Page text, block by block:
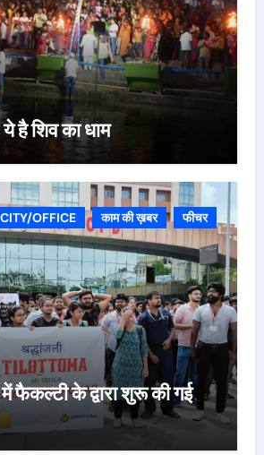
है शिव का धाम
CITY/OFFICE काम की ख़बर फीचर
फैकल्टी के द्वारा शुरू की गई